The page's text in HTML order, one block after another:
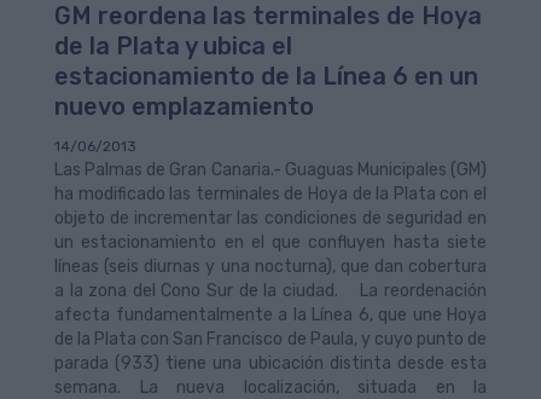
GM reordena las terminales de Hoya
de la Plata y ubica el
estacionamiento de la Línea 6 en un
nuevo emplazamiento
14/06/2013
Las Palmas de Gran Canaria.- Guaguas Municipales (GM)
ha modificado las terminales de Hoya de la Plata con el
objeto de incrementar las condiciones de seguridad en
un estacionamiento en el que confluyen hasta siete
líneas (seis diurnas y una nocturna), que dan cobertura
a la zona del Cono Sur de la ciudad. La reordenación
afecta fundamentalmente a la Línea 6, que une Hoya
de la Plata con San Francisco de Paula, y cuyo punto de
parada (933) tiene una ubicación distinta desde esta
semana. La nueva localización, situada en la